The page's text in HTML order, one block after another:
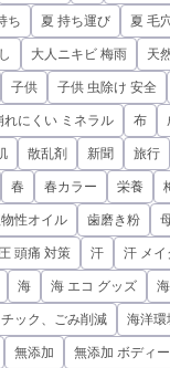
ち 夏 持ち運び 夏 毛
大人ニキビ 梅雨 天
子供 子供 虫除け 安全
れにくい ミネラル 布
散乱剤 新聞 旅行
春 春カラー 栄養
性オイル 歯磨き粉
頭痛 対策 汗 汗 メイ
海 海 エコ グッズ
ック、ごみ削減 海洋環
無添加 無添加 ボディ